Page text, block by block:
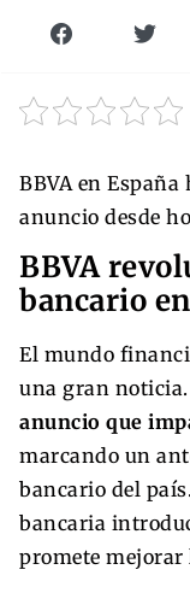
BBVA en
anuncio desde
BBVA
bancario
El mundo
una gran noticia.
anuncio que
marcando un
bancario del
bancaria
promete mejorar